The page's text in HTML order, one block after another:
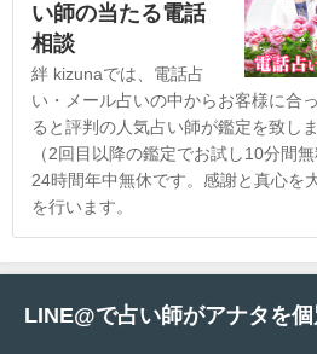
い師の当たる電話
相談
絆 kizunaでは、電話占
い・メール占いの中からお客様に合
ると評判の人気占い師が鑑定を致し
（2回目以降の鑑定でお試し10分間
24時間年中無休です。感謝と真心を
を行います。
LINE@で占い師がアナタを個